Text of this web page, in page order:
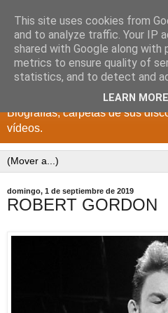
DISCOS
RECUERDO
CANTANTES Y GRUPOS DE
Biografías, carpetas de sus
vídeos.
domingo, 1 de septiembre de 2019
ROBERT GORDON
This site uses cookies from
and to analyze traffic. Your IP
shared with Google along with
metrics to ensure quality of
statistics, and to detect and
LEARN MORE